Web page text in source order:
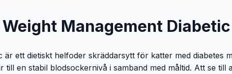
Management
är ett dietiskt helfoder skräddarsytt för katter med diabetes
en stabil blodsockernivå i samband med måltid. Att se